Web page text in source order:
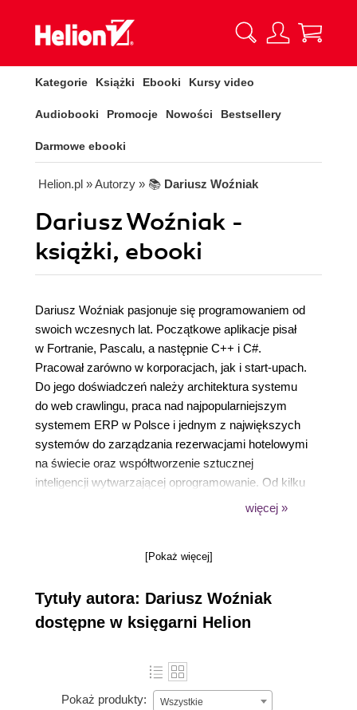
Kategorie Książki Ebooki Kursy video
Audiobooki Promocje Nowości Bestsellery
Darmowe ebooki
Helion.pl » Autorzy » 📚 Dariusz Woźniak
Dariusz Woźniak -
książki, ebooki
Dariusz Woźniak pasjonuje się programowaniem od
swoich wczesnych lat. Początkowe aplikacje pisał
w Fortranie, Pascalu, a następnie C++ i C#.
Pracował zarówno w korporacjach, jak i start-upach.
Do jego doświadczeń należy architektura systemu
do web crawlingu, praca nad najpopularniejszym
systemem ERP w Polsce i jednym z największych
systemów do zarządzania rezerwacjami hotelowymi
na świecie oraz współtworzenie sztucznej
inteligencji wytwarzającej oprogramowanie. Od kilku
lat prowadzi szkolenia w zakresie programowania
programowania, pasjonuje się fotografią i
więcej »
[Pokaż więcej]
Tytuły autora: Dariusz Woźniak
dostępne w księgarni Helion
Pokaż produkty: Wszystkie